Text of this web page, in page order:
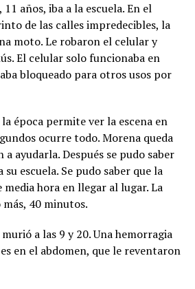
años, iba a la escuela. En el
de las calles impredecibles, la
moto. Le robaron el celular y
El celular solo funcionaba en
bloqueado para otros usos por
época permite ver la escena en
ocurre todo. Morena queda
a ayudarla. Después se pudo saber
escuela. Se pudo saber que la
hora en llegar al lugar. La
40 minutos.
a las 9 y 20. Una hemorragia
en el abdomen, que le reventaron